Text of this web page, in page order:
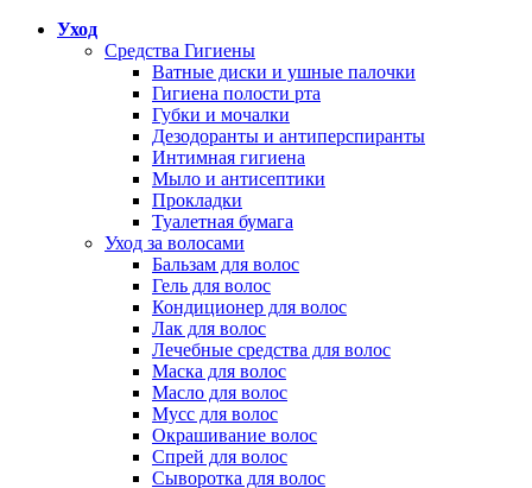
Уход
Средства Гигиены
Ватные диски и ушные палочки
Гигиена полости рта
Губки и мочалки
Дезодоранты и антиперспиранты
Интимная гигиена
Мыло и антисептики
Прокладки
Туалетная бумага
Уход за волосами
Бальзам для волос
Гель для волос
Кондиционер для волос
Лак для волос
Лечебные средства для волос
Маска для волос
Масло для волос
Мусс для волос
Окрашивание волос
Спрей для волос
Сыворотка для волос